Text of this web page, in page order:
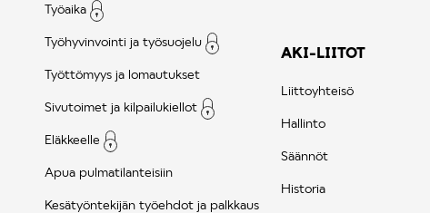
Työaika
Työhyvinvointi ja työsuojelu
Työttömyys ja lomautukset
Sivutoimet ja kilpailukiellot
Eläkkeelle
Apua pulmatilanteisiin
Kesätyöntekijän työehdot ja palkkaus
AKI-LIITOT
Liittoyhteisö
Hallinto
Säännöt
Historia